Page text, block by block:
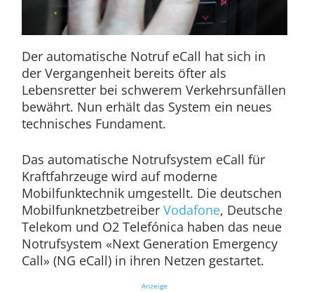
Der automatische Notruf eCall hat sich in
der Vergangenheit bereits öfter als
Lebensretter bei schwerem Verkehrsunfällen
bewährt. Nun erhält das System ein neues
technisches Fundament.
Das automatische Notrufsystem eCall für
Kraftfahrzeuge wird auf moderne
Mobilfunktechnik umgestellt. Die deutschen
Mobilfunknetzbetreiber Vodafone, Deutsche
Telekom und O2 Telefónica haben das neue
Notrufsystem «Next Generation Emergency
Call» (NG eCall) in ihren Netzen gestartet.
Anzeige